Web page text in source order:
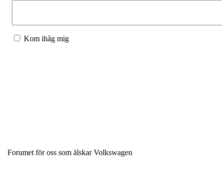
Kom ihåg mig
Forumet för oss som älskar Volkswagen